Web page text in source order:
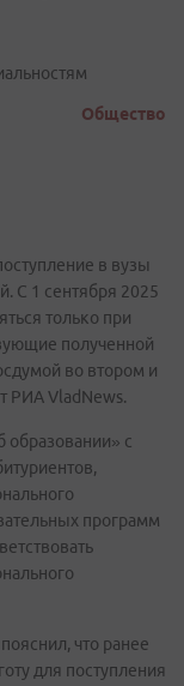
Общество
в вузы
С 1 сентября 2025
только при
полученной
во втором и
РИА VladNews.
образовании» с
программ
что ранее
для поступления